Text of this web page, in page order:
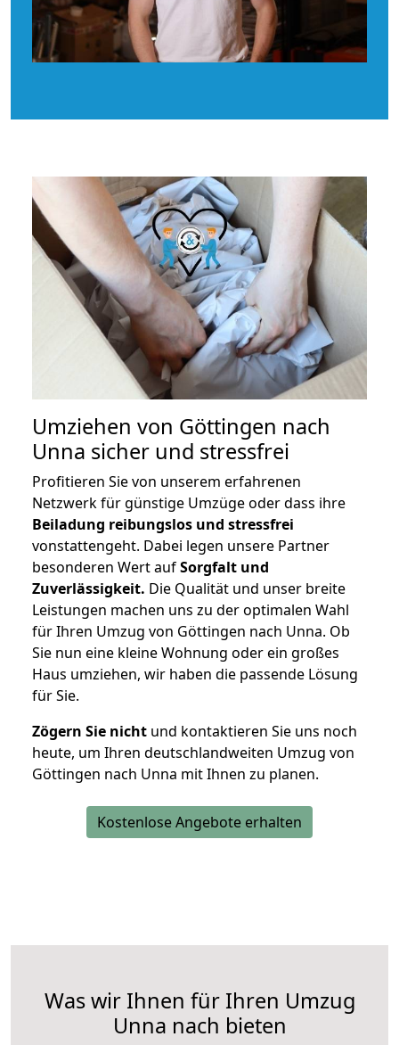
Umziehen von Göttingen nach
Unna sicher und stressfrei
Profitieren Sie von unserem erfahrenen
Netzwerk für günstige Umzüge oder dass ihre
Beiladung reibungslos und stressfrei
vonstattengeht. Dabei legen unsere Partner
besonderen Wert aufSorgfalt und
Zuverlässigkeit. Die Qualität und unser breite
Leistungen machen uns zu der optimalen Wahl
für Ihren Umzug von Göttingen nach Unna. Ob
Sie nun eine kleine Wohnung oder ein großes
Haus umziehen, wir haben die passende Lösung
für Sie.
Zögern Sie nicht und kontaktieren Sie uns noch
heute, um Ihren deutschlandweiten Umzug von
Göttingen nach Unna mit Ihnen zu planen.
Kostenlose Angebote erhalten
Was wir Ihnen für Ihren Umzug
Unna nach bieten